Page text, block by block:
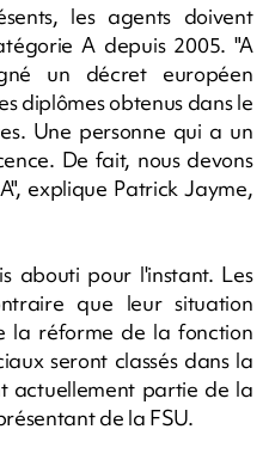
les agents doivent
A depuis 2005. "A
un décret européen
diplômes obtenus dans le
Une personne qui a un
De fait, nous devons
explique Patrick Jayme,
abouti pour l'instant. Les
que leur situation
la réforme de la fonction
seront classés dans la
actuellement partie de la
de la FSU.